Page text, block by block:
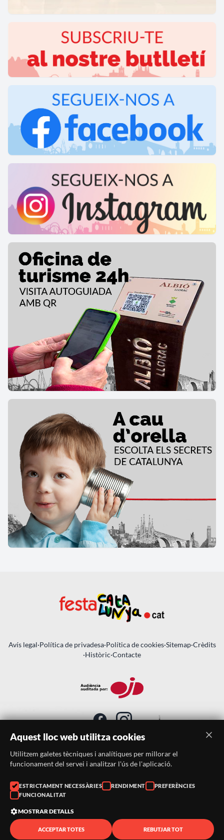
Avís legal·Política de privadesa·Política de cookies·Sitemap·Crèdits
·Històric·Contacte
SUBSCRIU-TE AL BUTLLETÍ
Telèfon:
938046359
Correu:
© 2026 ·FestaCatalunya
— Tots els drets reservats · Web
Aquest lloc web utilitza cookies
Utilitzem galetes tècniques i analítiques per millorar el
funcionament del servei i analitzar l'ús de l'aplicació.
ESTRICTAMENT NECESSÀRIES RENDIMENT
PREFERÈNCIES
FUNCIONALITAT
MOSTRAR DETALLS
ACCEPTAR TOTES REBUTJAR TOT